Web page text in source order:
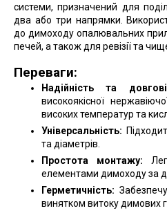
системи, призначений для
два або три напрямки.
до димоходу опалювальних
печей, а також для ревізії та
Переваги:
Надійність та
високоякісної
високих температур та
Універсальність:
та діаметрів.
Простота монтажу:
елементами димоходу за
Герметичність:
винятком витоку димових